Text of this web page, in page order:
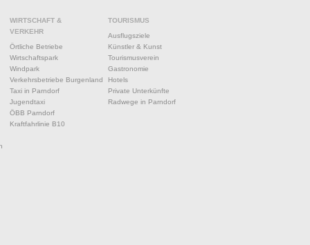
WIRTSCHAFT &
VERKEHR
Örtliche Betriebe
Wirtschaftspark
Windpark
Verkehrsbetriebe Burgenland
Taxi in Parndorf
Jugendtaxi
ÖBB Parndorf
Kraftfahrlinie B10
TOURISMUS
Ausflugsziele
Künstler & Kunst
Tourismusverein
Gastronomie
Hotels
Private Unterkünfte
Radwege in Parndorf